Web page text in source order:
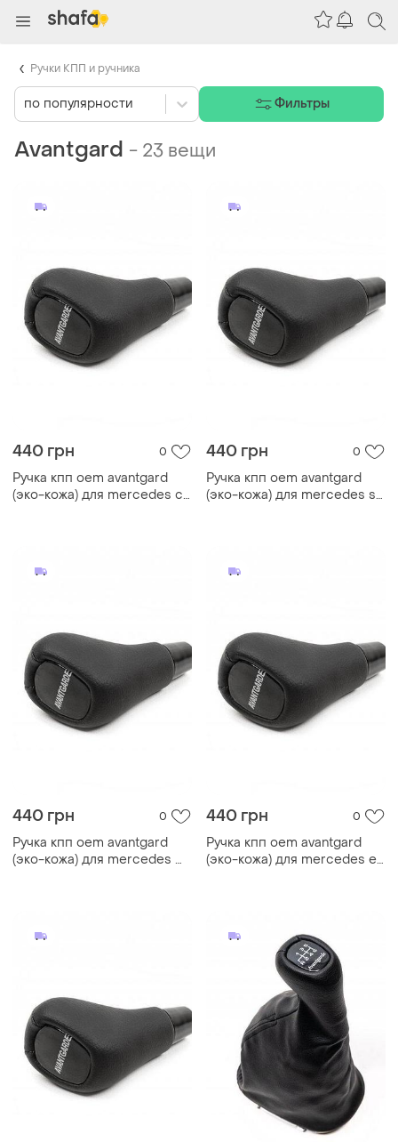
Avantgard - 23 вещи
440 грн 0
Ручка кпп oem avantgard
(эко-кожа) для mercedes c-
440 грн 0
Ручка кпп oem avantgard
(эко-кожа) для mercedes s-
440 грн 0
Ручка кпп oem avantgard
(эко-кожа) для mercedes ml
440 грн 0
Ручка кпп oem avantgard
(эко-кожа) для mercedes e-
по популярности Фильтры
Ручки КПП и ручника